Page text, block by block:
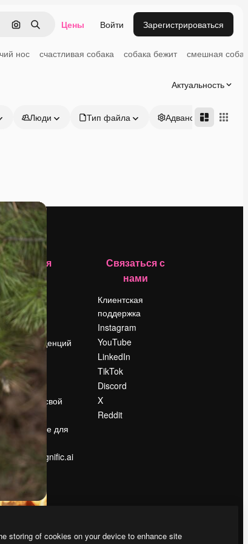
Поиск по изображению
Поиск Цены Войти Зарегистрироваться
нос счастливая собака собака бежит смешная
Актуальность
Люди Тип файла Адвансд
Компания
Цены
О нас
Reviews
Вакансии
Поиск тенденций
Блог
События
Slidesgo
Продайте свой
контент
Помещение для
Ищете magnific.ai
Связаться с
нами
Клиентская
поддержка
Instagram
YouTube
LinkedIn
TikTok
Discord
X
Reddit
storing of cookies on your device to enhance site